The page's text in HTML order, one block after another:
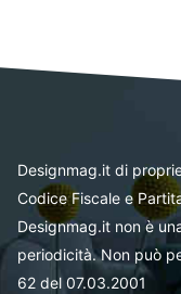
Designmag.it di
Codice Fiscale e
Designmag.it non è
periodicità. Non può
62 del 07.03.2001